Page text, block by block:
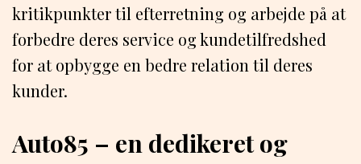
kritikpunkter til efterretning og arbejde på at
forbedre deres service og kundetilfredshed
for at opbygge en bedre relation til deres
kunder.
Auto85 – en dedikeret og